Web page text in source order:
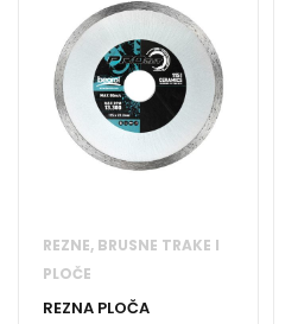
REZNE, BRUSNE TRAKE I
PLOČE
REZNA PLOČA